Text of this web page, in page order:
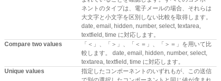
ネントのタイプは、電子メールの場合、それらは
大文字と小文字を区別しない比較を取得します。
date, email, hidden, number, select, textarea,
textfield, time に対応します。
Compare two values
「＜」、「＞」、「＜＝」、「＞＝」を用いて比
較します。 date, email, hidden, number, select,
textarea, textfield, time に対応します。
Unique values
指定したコンポーネントのいずれもが、この送信